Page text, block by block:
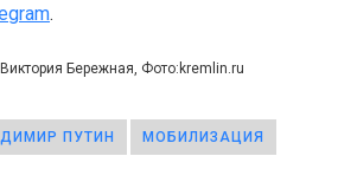
.
Виктория Бережная, Фото:kremlin.ru
ПУТИН МОБИЛИЗАЦИЯ